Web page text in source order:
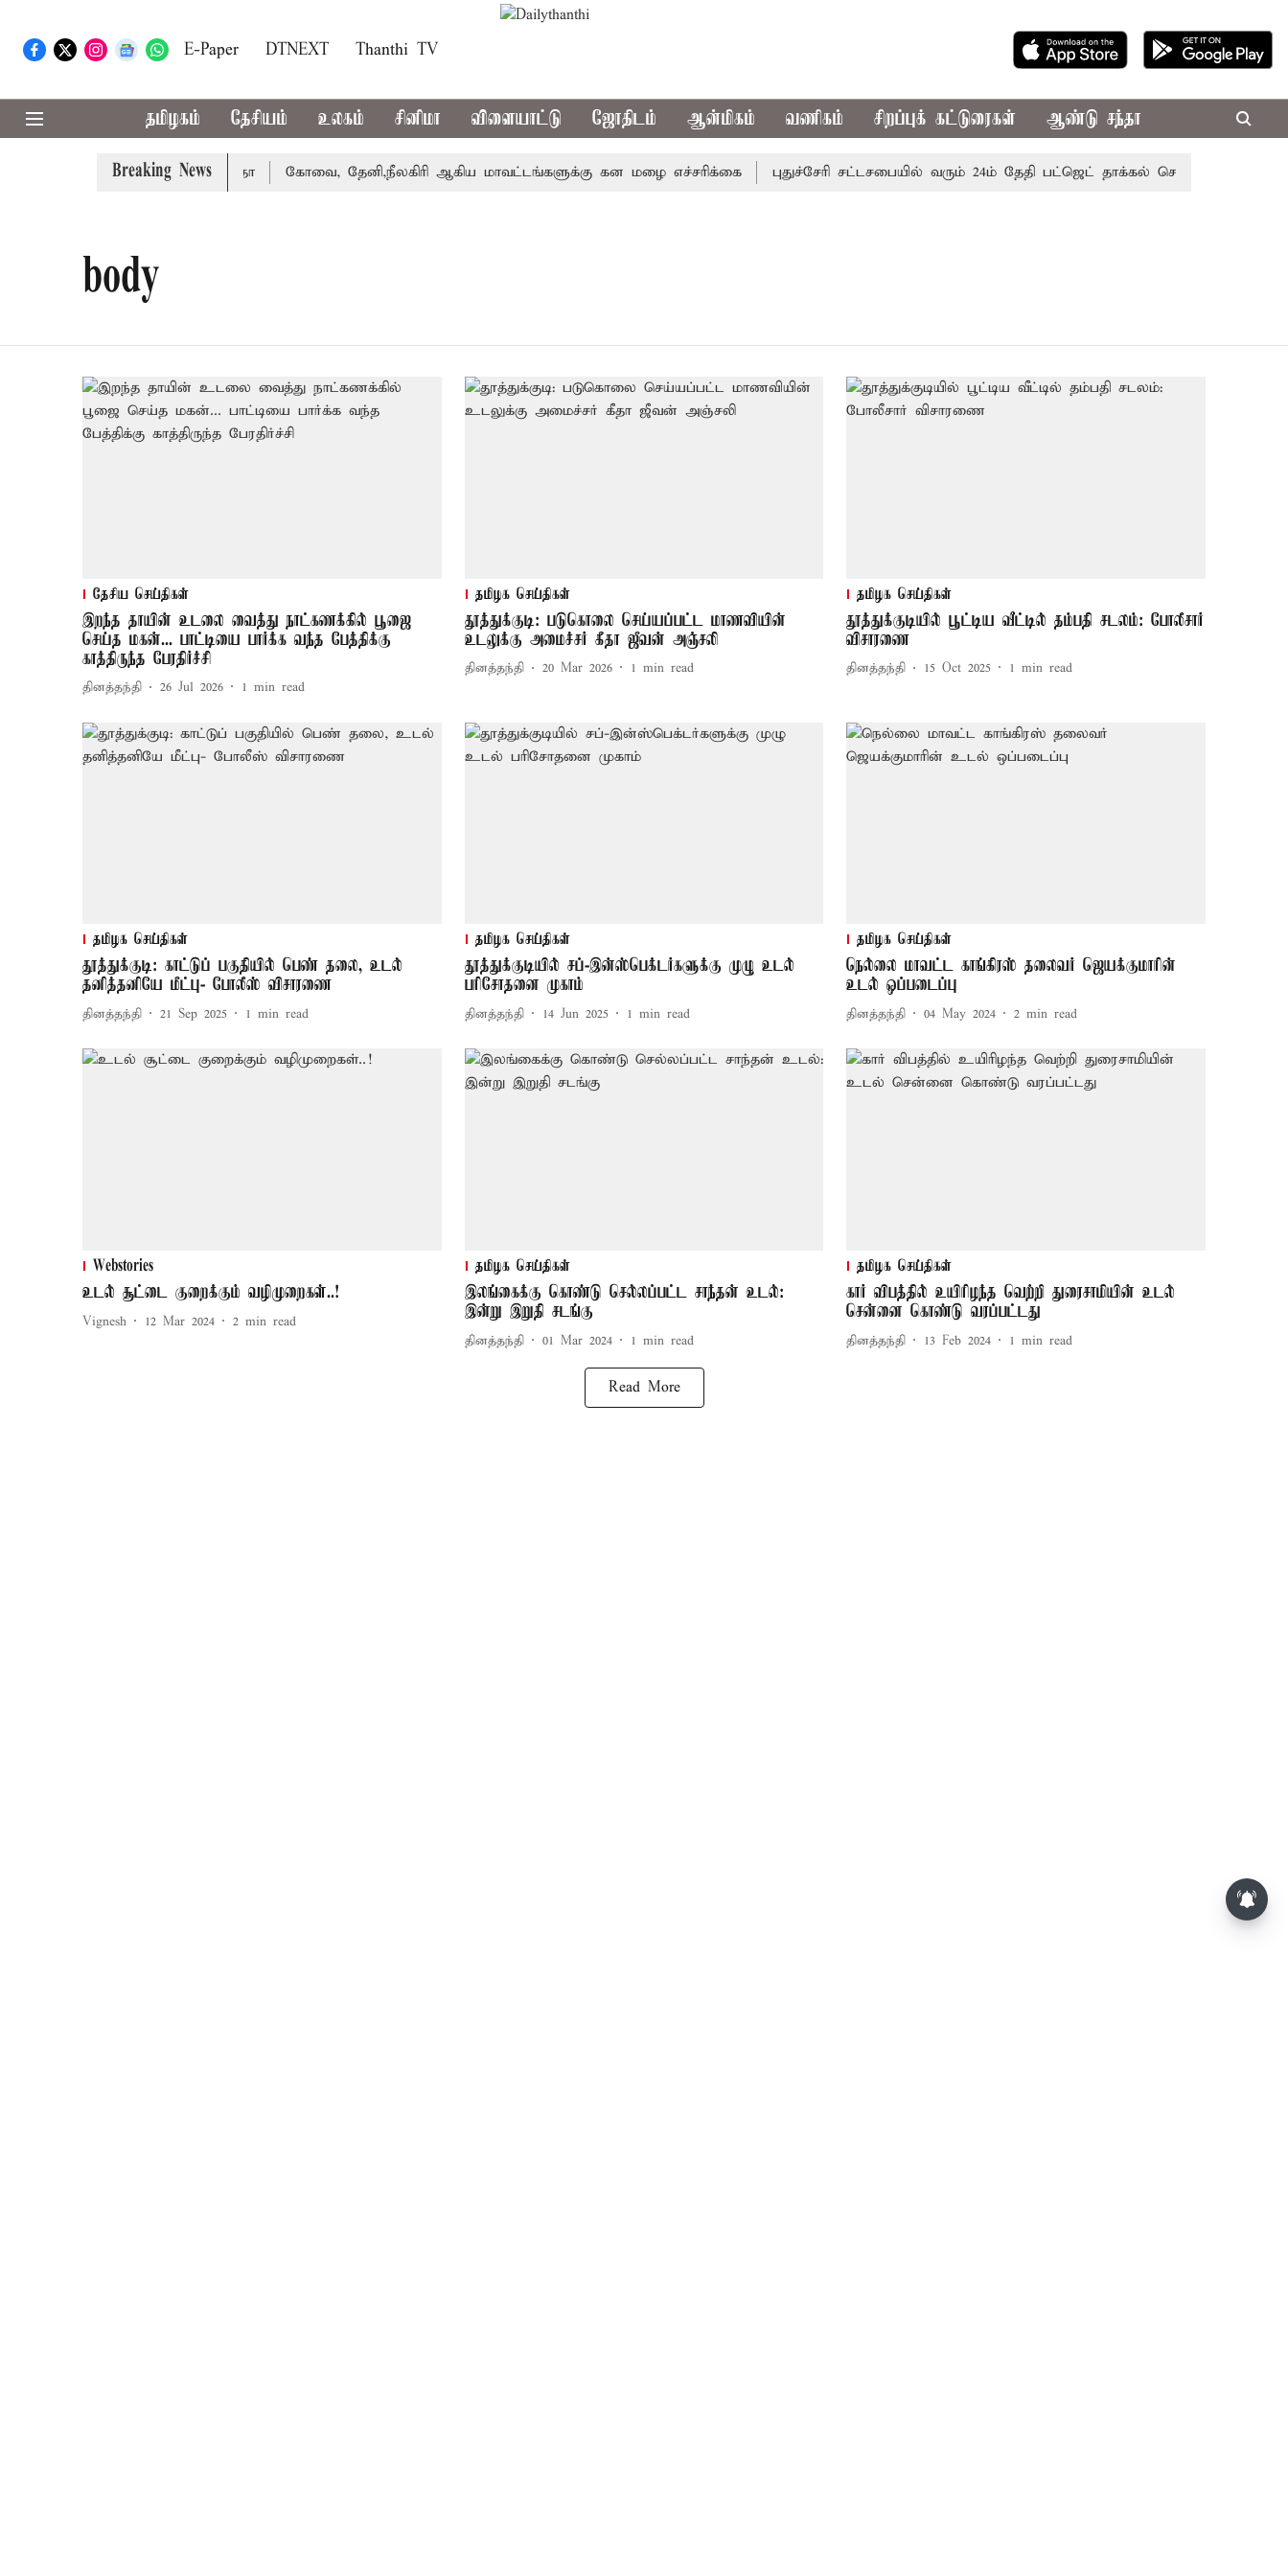
E-Paper DTNEXT Thanthi TV
தமிழகம் தேசியம் உலகம் சினிமா விளையாட்டு ஜோதிடம் ஆன்மிகம் வணிகம் சிறப்புக் கட்டுரைகள் ஆண்டு சந்தா
Breaking News
வழக்கை வாபஸ் பெற்றார் சங்கீதா கோவை, தேனி,நீலகிரி ஆகிய மாவட்டங்களுக்கு கன மழை எச்சரிக்கை புதுச்சேரி சட்டசபையில் வரும் 24ம் தேதி பட்ஜெட் தாக்கல் செய்கிறார் முதல்-
body
தேசிய செய்திகள்
இறந்த தாயின் உடலை வைத்து நாட்கணக்கில் பூஜை
செய்த மகன்... பாட்டியை பார்க்க வந்த பேத்திக்கு
காத்திருந்த பேரதிர்ச்சி
தினத்தந்தி 26 Jul 2026 1 min read
தமிழக செய்திகள்
தூத்துக்குடி: படுகொலை செய்யப்பட்ட மாணவியின்
உடலுக்கு அமைச்சர் கீதா ஜீவன் அஞ்சலி
தினத்தந்தி 20 Mar 2026 1 min read
தமிழக செய்திகள்
தூத்துக்குடியில் பூட்டிய வீட்டில் தம்பதி சடலம்: போலீசார்
விசாரணை
தினத்தந்தி 15 Oct 2025 1 min read
தமிழக செய்திகள்
தூத்துக்குடி: காட்டுப் பகுதியில் பெண் தலை, உடல்
தனித்தனியே மீட்பு- போலீஸ் விசாரணை
தினத்தந்தி 21 Sep 2025 1 min read
தமிழக செய்திகள்
தூத்துக்குடியில் சப்-இன்ஸ்பெக்டர்களுக்கு முழு உடல்
பரிசோதனை முகாம்
தினத்தந்தி 14 Jun 2025 1 min read
தமிழக செய்திகள்
நெல்லை மாவட்ட காங்கிரஸ் தலைவர் ஜெயக்குமாரின்
உடல் ஒப்படைப்பு
தினத்தந்தி 04 May 2024 2 min read
Webstories
உடல் சூட்டை குறைக்கும் வழிமுறைகள்..!
Vignesh 12 Mar 2024 2 min read
தமிழக செய்திகள்
இலங்கைக்கு கொண்டு செல்லப்பட்ட சாந்தன் உடல்:
இன்று இறுதி சடங்கு
தினத்தந்தி 01 Mar 2024 1 min read
தமிழக செய்திகள்
கார் விபத்தில் உயிரிழந்த வெற்றி துரைசாமியின் உடல்
சென்னை கொண்டு வரப்பட்டது
தினத்தந்தி 13 Feb 2024 1 min read
Read More